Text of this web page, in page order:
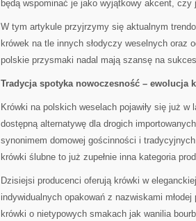
będą wspominać je jako wyjątkowy akcent,
W tym artykule przyjrzymy się aktualnym
krówek na tle innych słodyczy weselnych oraz
polskie przysmaki nadal mają szansę na
Tradycja spotyka nowoczesność – ewolucja
Krówki na polskich weselach pojawiły się już
dostępną alternatywę dla drogich
synonimem domowej gościnności i
krówki ślubne to już zupełnie inna kategoria
Dzisiejsi producenci oferują krówki w
indywidualnych opakowań z nazwiskami
krówki o nietypowych smakach jak wanilia